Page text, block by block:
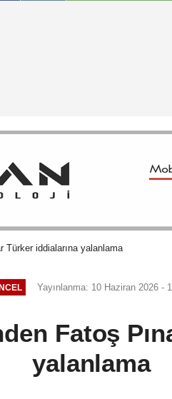
Türker iddialarına yalanlama
Yayınlanma: 10 Haziran 2026 -
Fatoş
yalanlama